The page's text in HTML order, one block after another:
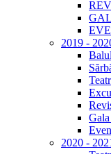
2019 -
2020 -